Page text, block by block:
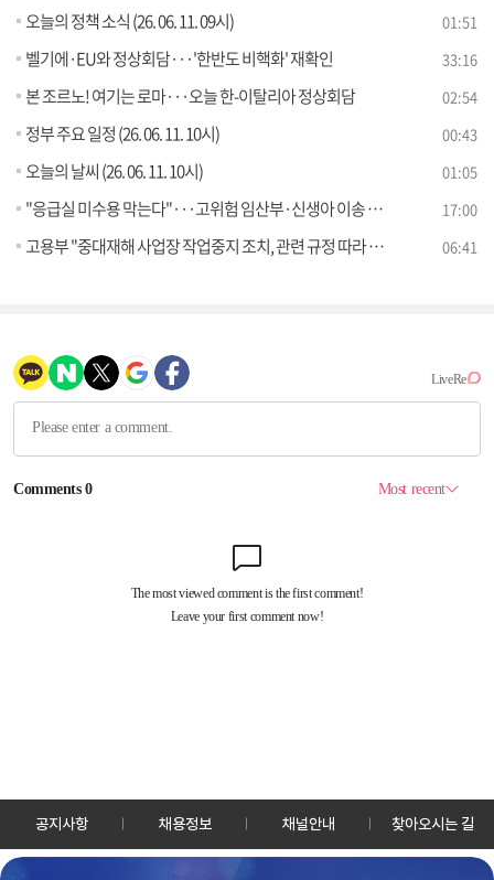
오늘의 정책 소식 (26. 06. 11. 09시) 01:51
벨기에·EU와 정상회담···'한반도 비핵화' 재확인 33:16
본 조르노! 여기는 로마···오늘 한-이탈리아 정상회담 02:54
정부 주요 일정 (26. 06. 11. 10시) 00:43
오늘의 날씨 (26. 06. 11. 10시) 01:05
"응급실 미수용 막는다"···고위험 임산부·신생아 이송 체계 강화 17:00
고용부 "중대재해 사업장 작업중지 조치, 관련 규정 따라 철저히 운영" [정책 바로보기] 06:41
공지사항 채용정보 채널안내 찾아오시는 길